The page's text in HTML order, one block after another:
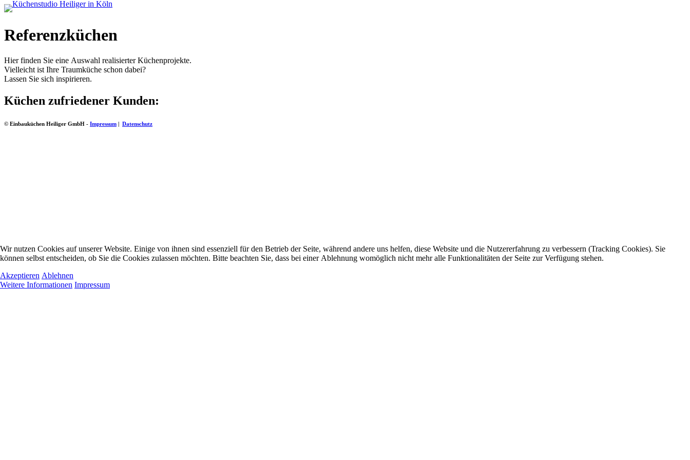
Referenzküchen
Hier finden Sie eine Auswahl realisierter Küchenprojekte.
Vielleicht ist Ihre Traumküche schon dabei?
Lassen Sie sich inspirieren.
Küchen zufriedener Kunden:
© Einbauküchen Heiliger GmbH - Impressum | Datenschutz
Wir nutzen Cookies auf unserer Website. Einige von ihnen sind essenziell für den Betrieb der Seite, während andere uns helfen, diese Website und die Nutzererfahrung zu verbessern (Tracking Cookies). Sie
können selbst entscheiden, ob Sie die Cookies zulassen möchten. Bitte beachten Sie, dass bei einer Ablehnung womöglich nicht mehr alle Funktionalitäten der Seite zur Verfügung stehen.
Akzeptieren Ablehnen
Weitere Informationen Impressum